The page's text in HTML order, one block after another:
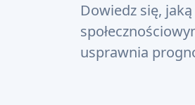
Dowiedz się,
usprawnia